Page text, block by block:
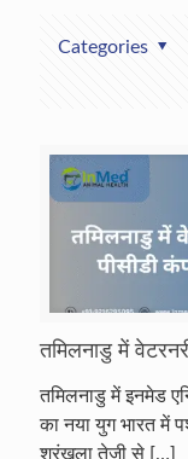
Categories
तमिलनाडु में
तमिलनाडु में इनमेड
का नया युग भारत में
श्रृंखला तेजी से […]